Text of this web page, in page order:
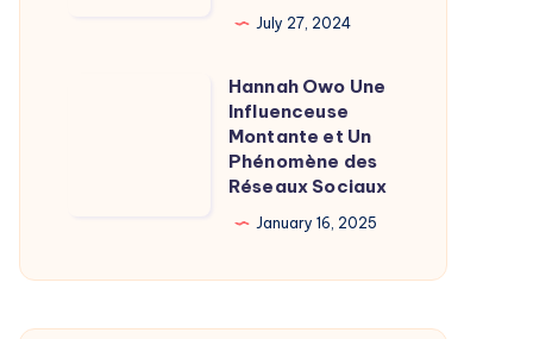
July 27, 2024
Phénomène
Hannah Owo Une
Influenceuse
Montante et Un
Phénomène des
Réseaux Sociaux
January 16, 2025